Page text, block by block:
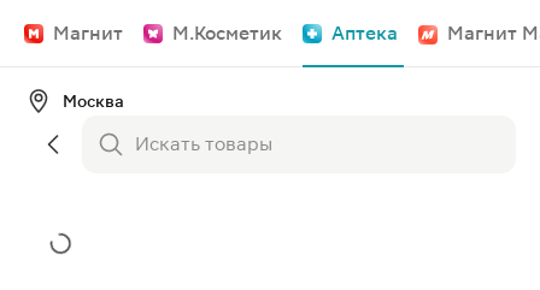
Магнит М.Косметик Аптека Магнит
Москва